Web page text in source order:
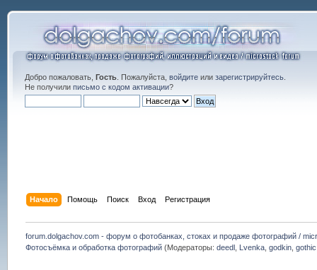
Добро пожаловать, Гость. Пожалуйста, войдитеили зарегистрируйтесь.
Не получили письмо с кодом активации?
Начало Помощь Поиск Вход Регистрация
forum.dolgachov.com - форум о фотобанках, стоках и продаже фотографий /
Фотосъёмка и обработка фотографий (Модераторы:deedl Lvenka ,godkin ,gothic